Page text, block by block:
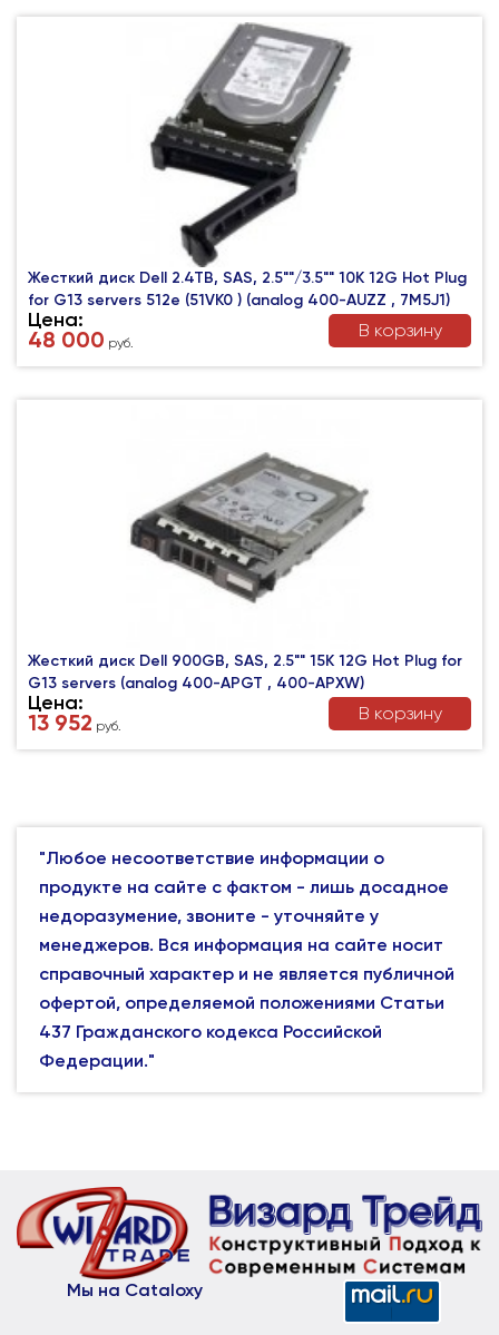
Жесткий диск Dell 2.4TB, SAS, 2.5""/3.5"" 10K 12G Hot Plug
for G13 servers 512e (51VK0 ) (analog 400-AUZZ , 7M5J1)
Цена:
48 000 руб.
В корзину
Жесткий диск Dell 900GB, SAS, 2.5"" 15K 12G Hot Plug for
G13 servers (analog 400-APGT , 400-APXW)
Цена:
13 952 руб.
В корзину
"Любое несоответствие информации о
продукте на сайте с фактом - лишь досадное
недоразумение, звоните - уточняйте у
менеджеров. Вся информация на сайте носит
справочный характер и не является публичной
офертой, определяемой положениями Статьи
437 Гражданского кодекса Российской
Федерации."
Мы на Cataloxy